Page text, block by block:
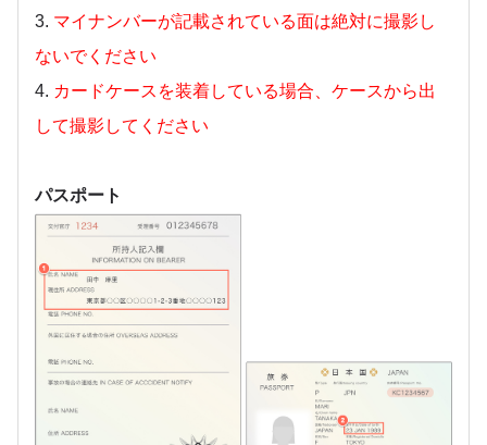
3. マイナンバーが記載されている面は絶対に撮影し
ないでください
4. カードケースを装着している場合、ケースから出
して撮影してください
パスポート